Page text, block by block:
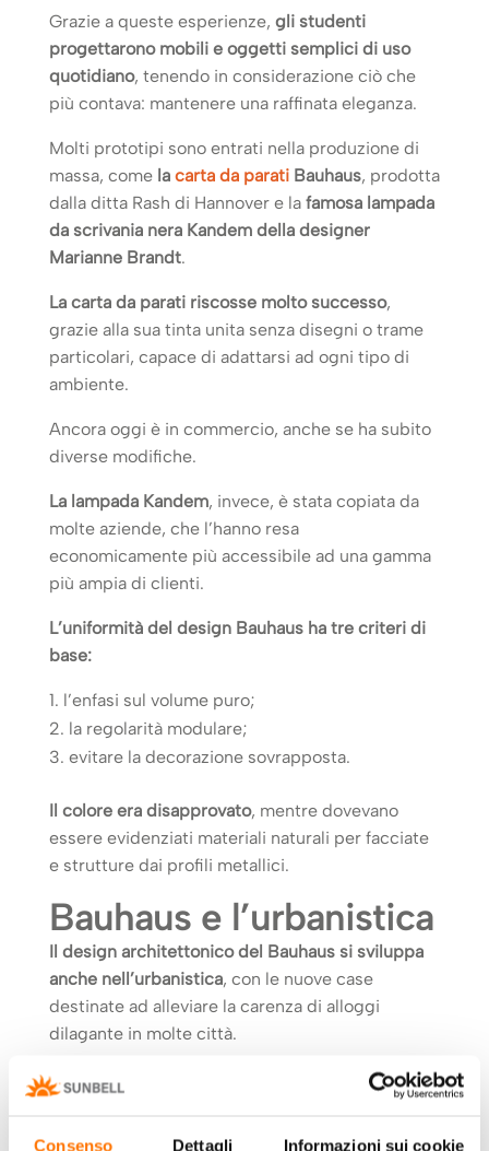
Consenso Dettagli Informazioni sui cookie
Grazie a queste esperienze, gli studenti
progettarono mobili e oggetti semplici di uso
quotidiano, tenendo in considerazione ciò che
più contava: mantenere una raffinata eleganza.
Molti prototipi sono entrati nella produzione di
massa, comela carta da paratiBauhaus, prodotta
dalla ditta Rash di Hannover e la famosa lampada
da scrivania nera Kandem della designer
Marianne Brandt.
La carta da parati riscosse molto successo,
grazie alla sua tinta unita senza disegni o trame
particolari, capace di adattarsi ad ogni tipo di
ambiente.
Ancora oggi è in commercio, anche se ha subito
diverse modifiche.
La lampada Kandem, invece, è stata copiata da
molte aziende, che l’hanno resa
economicamente più accessibile ad una gamma
più ampia di clienti.
L’uniformità del design Bauhaus ha tre criteri di
base:
l’enfasi sul volume puro;
la regolarità modulare;
evitare la decorazione sovrapposta.
Il colore era disapprovato, mentre dovevano
essere evidenziati materiali naturali per facciate
e strutture dai profili metallici.
Bauhaus e l’urbanistica
Il design architettonico del Bauhaus si sviluppa
anche nell’urbanistica, con le nuove case
destinate ad alleviare la carenza di alloggi
dilagante in molte città.
L’architetto Gropius voleva risolvere i problemi
degli edifici urbani progettando costruzioni di